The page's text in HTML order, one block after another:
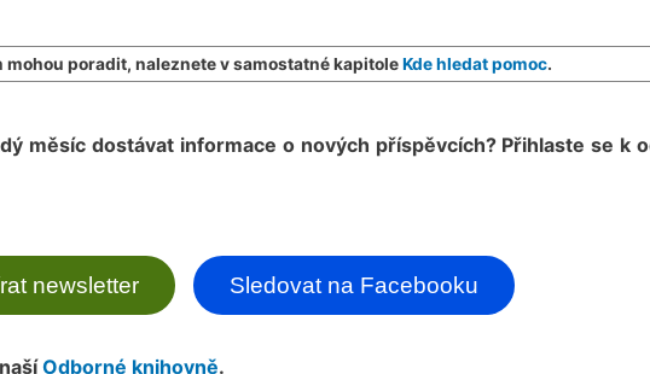
poradit, naleznete v samostatné kapitoleKde hledat pomoc.
měsíc dostávat informace o nových příspěvcích? Přihlaste se k
newsletter Sledovat na Facebooku
Odborné knihovně.